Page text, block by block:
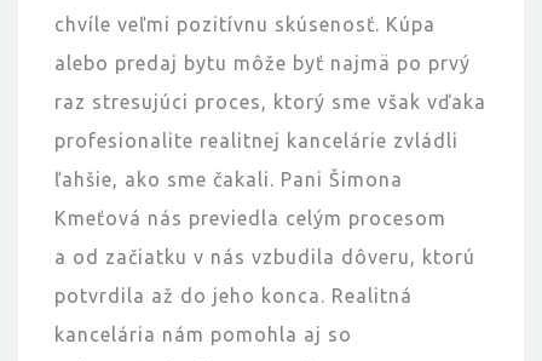
chvíle veľmi pozitívnu skúsenosť. Kúpa
alebo predaj bytu môže byť najmä po prvý
raz stresujúci proces, ktorý sme však vďaka
profesionalite realitnej kancelárie zvládli
ľahšie, ako sme čakali. Pani Šimona
Kmeťová nás previedla celým procesom
a od začiatku v nás vzbudila dôveru, ktorú
potvrdila až do jeho konca. Realitná
kancelária nám pomohla aj so